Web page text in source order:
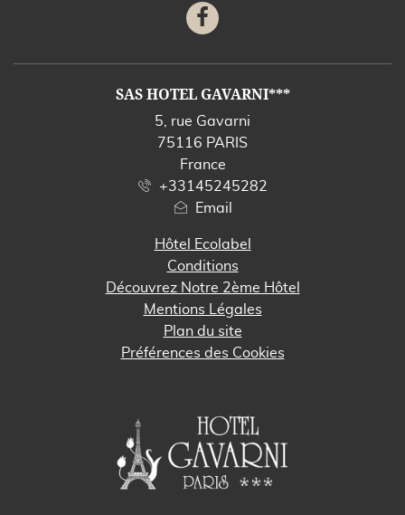
ADRESSESAS HOTEL GAVARNI***
5, rue Gavarni
75116 PARIS
France
+33145245282
Email
Hôtel Ecolabel
Conditions
Découvrez Notre 2ème Hôtel
Mentions Légales
Plan du site
Préférences des Cookies
Facebook